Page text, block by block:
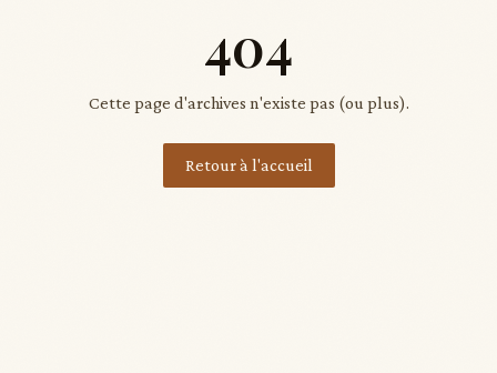
404
Cette page d'archives n'existe pas (ou plus).
Retour à l'accueil